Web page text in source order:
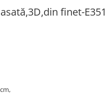
finet-E351